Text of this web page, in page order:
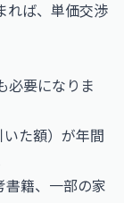
れば、単価交渉
必要になりま
た額）が年間
書籍、一部の家